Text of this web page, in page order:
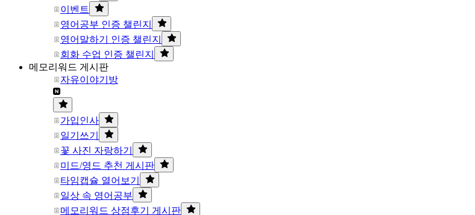
이벤트
영어공부 인증 챌린지
영어말하기 인증 챌린지
회화 수업 인증 챌린지
메모리워드 게시판
자유이야기방
가입인사
일기쓰기
꽃 사진 자랑하기
미드/영드 추천 게시판
타임캡슐 열어보기
일상 속 영어공부
메모리워드 상점후기 게시판